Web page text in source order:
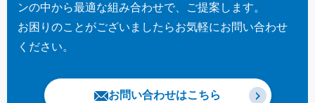
ンの中から最適な組み合わせで、ご提案します。
お困りのことがございましたらお気軽にお問い合わせ
ください。
お問い合わせはこちら